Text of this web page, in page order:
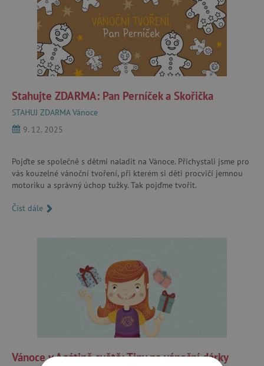
Stahujte ZDARMA: Pan Perníček a Skořička
STAHUJ ZDARMAVánoce
9. 12. 2025
Pojďte se společně s dětmi naladit na Vánoce. Přichystali jsme pro
vás kouzelné vánoční tvoření, při kterém si děti procvičí jemnou
motoriku a správný úchop tužky. Tak pojďme tvořit.
Číst dále
Vánoce v Agátině světě: Tipy na vánoční dárky